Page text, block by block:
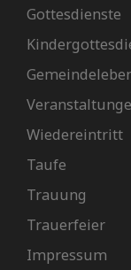
Gottesdienste
Wiedereintritt
Taufe
Trauung
Trauerfeier
Impressum